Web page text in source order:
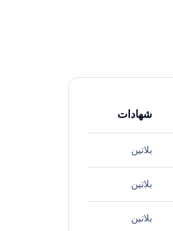
شهادات
بلاتين
بلاتين
بلاتين